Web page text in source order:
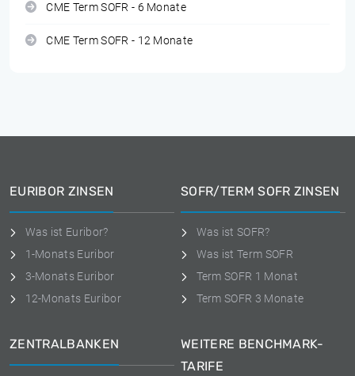
CME Term SOFR - 6 Monate
CME Term SOFR - 12 Monate
EURIBOR ZINSEN
Was ist Euribor?
1-Monats Euribor
3-Monats Euribor
12-Monats Euribor
SOFR/TERM SOFR ZINSEN
Was ist SOFR?
Was ist Term SOFR
Term SOFR 1 Monat
Term SOFR 3 Monate
ZENTRALBANKEN
WEITERE BENCHMARK-
TARIFE